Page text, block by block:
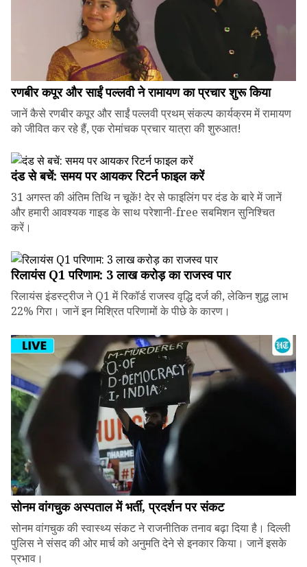
रणबीर कपूर और साईं पल्लवी ने रामायण का प्रचार शुरू किया
जानें कैसे रणबीर कपूर और साईं पल्लवी प्रथम् संकल्प कार्यक्रम में रामायण
को जीवित कर रहे हैं, एक रोमांचक प्रचार यात्रा की शुरुआत!
दंड से बचें: समय पर आयकर रिटर्न फाइल करें
31 अगस्त की अंतिम तिथि न चूकें! देर से फाइलिंग पर दंड के बारे में जानें
और हमारी आवश्यक गाइड के साथ परेशानी-free सबमिशन सुनिश्चित
करें।
रिलायंस Q1 परिणाम: ₹3 लाख करोड़ का राजस्व पार
रिलायंस इंडस्ट्रीज ने Q1 में रिकॉर्ड राजस्व वृद्धि दर्ज की, लेकिन शुद्ध लाभ
22% गिरा। जानें इन मिश्रित परिणामों के पीछे के कारण।
सोनम वांगचुक अस्पताल में भर्ती, प्रदर्शन पर संकट
सोनम वांगचुक की स्वास्थ्य संकट ने राजनीतिक तनाव बढ़ा दिया है। दिल्ली
पुलिस ने संसद की ओर मार्च को अनुमति देने से इनकार किया। जानें इसके
प्रभाव।